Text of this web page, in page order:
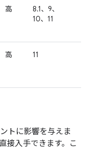
高
8.1、9、
10、11
高 11
トに影響を与えま
接入手できます。こ